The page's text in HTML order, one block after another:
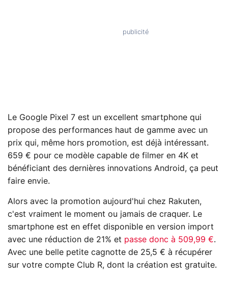
Le Google Pixel 7 est un excellent smartphone qui
propose des performances haut de gamme avec un
prix qui, même hors promotion, est déjà intéressant.
659 € pour ce modèle capable de filmer en 4K et
bénéficiant des dernières innovations Android, ça peut
faire envie.
Alors avec la promotion aujourd'hui chez Rakuten,
c'est vraiment le moment ou jamais de craquer. Le
smartphone est en effet disponible en version import
avec une réduction de 21% et passe donc à 509,99 €.
Avec une belle petite cagnotte de 25,5 € à récupérer
sur votre compte Club R, dont la création est gratuite.